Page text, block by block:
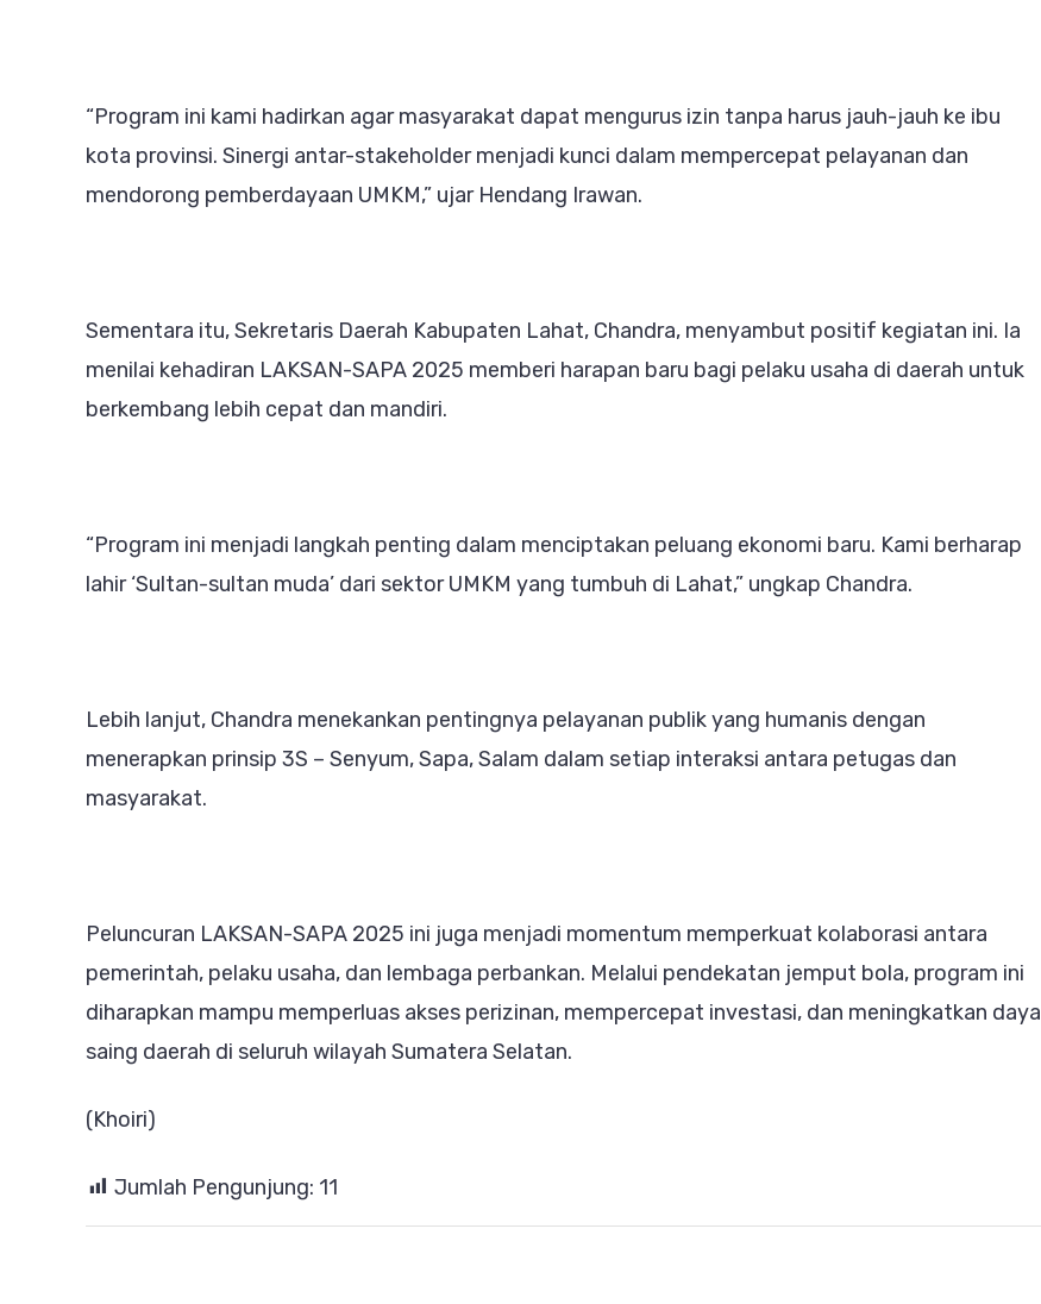
“Program ini kami hadirkan agar masyarakat dapat mengurus izin tanpa harus jauh-jauh ke ibu
kota provinsi. Sinergi antar-stakeholder menjadi kunci dalam mempercepat pelayanan dan
mendorong pemberdayaan UMKM,” ujar Hendang Irawan.
Sementara itu, Sekretaris Daerah Kabupaten Lahat, Chandra, menyambut positif kegiatan ini. Ia
menilai kehadiran LAKSAN-SAPA 2025 memberi harapan baru bagi pelaku usaha di daerah untuk
berkembang lebih cepat dan mandiri.
“Program ini menjadi langkah penting dalam menciptakan peluang ekonomi baru. Kami berharap
lahir ‘Sultan-sultan muda’ dari sektor UMKM yang tumbuh di Lahat,” ungkap Chandra.
Lebih lanjut, Chandra menekankan pentingnya pelayanan publik yang humanis dengan
menerapkan prinsip 3S – Senyum, Sapa, Salam dalam setiap interaksi antara petugas dan
masyarakat.
Peluncuran LAKSAN-SAPA 2025 ini juga menjadi momentum memperkuat kolaborasi antara
pemerintah, pelaku usaha, dan lembaga perbankan. Melalui pendekatan jemput bola, program ini
diharapkan mampu memperluas akses perizinan, mempercepat investasi, dan meningkatkan daya
saing daerah di seluruh wilayah Sumatera Selatan.
(Khoiri)
Jumlah Pengunjung: 11